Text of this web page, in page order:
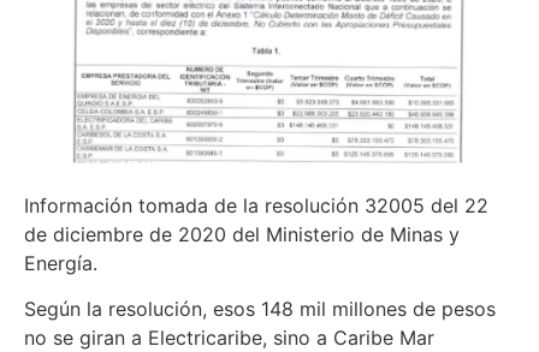
Información tomada de la resolución 32005 del 22
de diciembre de 2020 del Ministerio de Minas y
Energía.
Según la resolución, esos 148 mil millones de pesos
no se giran a Electricaribe, sino a Caribe Mar